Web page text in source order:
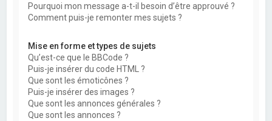
Pourquoi mon message a-t-il besoin d’être approuvé ?
Comment puis-je remonter mes sujets ?
Mise en forme et types de sujets
Qu’est-ce que le BBCode ?
Puis-je insérer du code HTML ?
Que sont les émoticônes ?
Puis-je insérer des images ?
Que sont les annonces générales ?
Que sont les annonces ?